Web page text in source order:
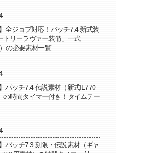
】全ジョブ対応！パッチ7.4 新式装
トリーラヴァー装備」一式
）の必要素材一覧
】パッチ7.4 伝説素材（新式IL770
の時間タイマー付き！タイムテー
】パッチ7.3 刻限・伝説素材（ギャ